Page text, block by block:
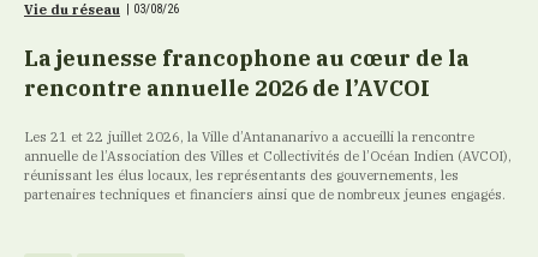
Vie du réseau 03/08/26
La jeunesse francophone au cœur de la
rencontre annuelle 2026 de l’AVCOI
Les 21 et 22 juillet 2026, la Ville d’Antananarivo a accueilli la rencontre
annuelle de l’Association des Villes et Collectivités de l’Océan Indien (AVCOI),
réunissant les élus locaux, les représentants des gouvernements, les
partenaires techniques et financiers ainsi que de nombreux jeunes engagés.